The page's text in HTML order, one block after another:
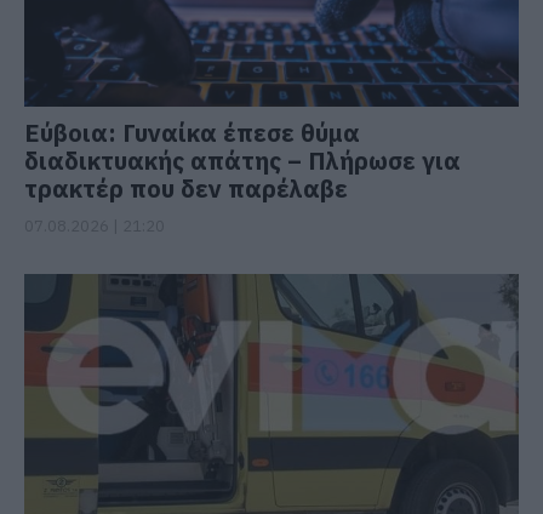
Εύβοια: Γυναίκα έπεσε θύμα
διαδικτυακής απάτης – Πλήρωσε για
τρακτέρ που δεν παρέλαβε